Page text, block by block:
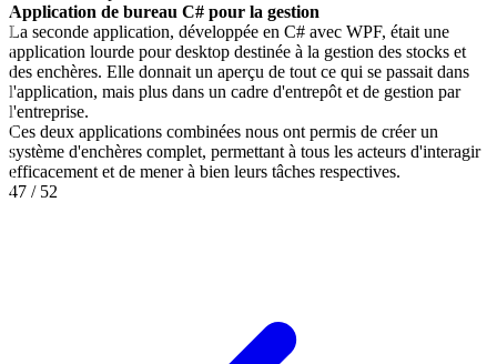
Application de bureau C# pour la gestion
La seconde application, développée en C# avec WPF, était une
application lourde pour desktop destinée à la gestion des stocks et
des enchères. Elle donnait un aperçu de tout ce qui se passait dans
l'application, mais plus dans un cadre d'entrepôt et de gestion par
l'entreprise.
Ces deux applications combinées nous ont permis de créer un
système d'enchères complet, permettant à tous les acteurs d'interagir
efficacement et de mener à bien leurs tâches respectives.
47 / 52